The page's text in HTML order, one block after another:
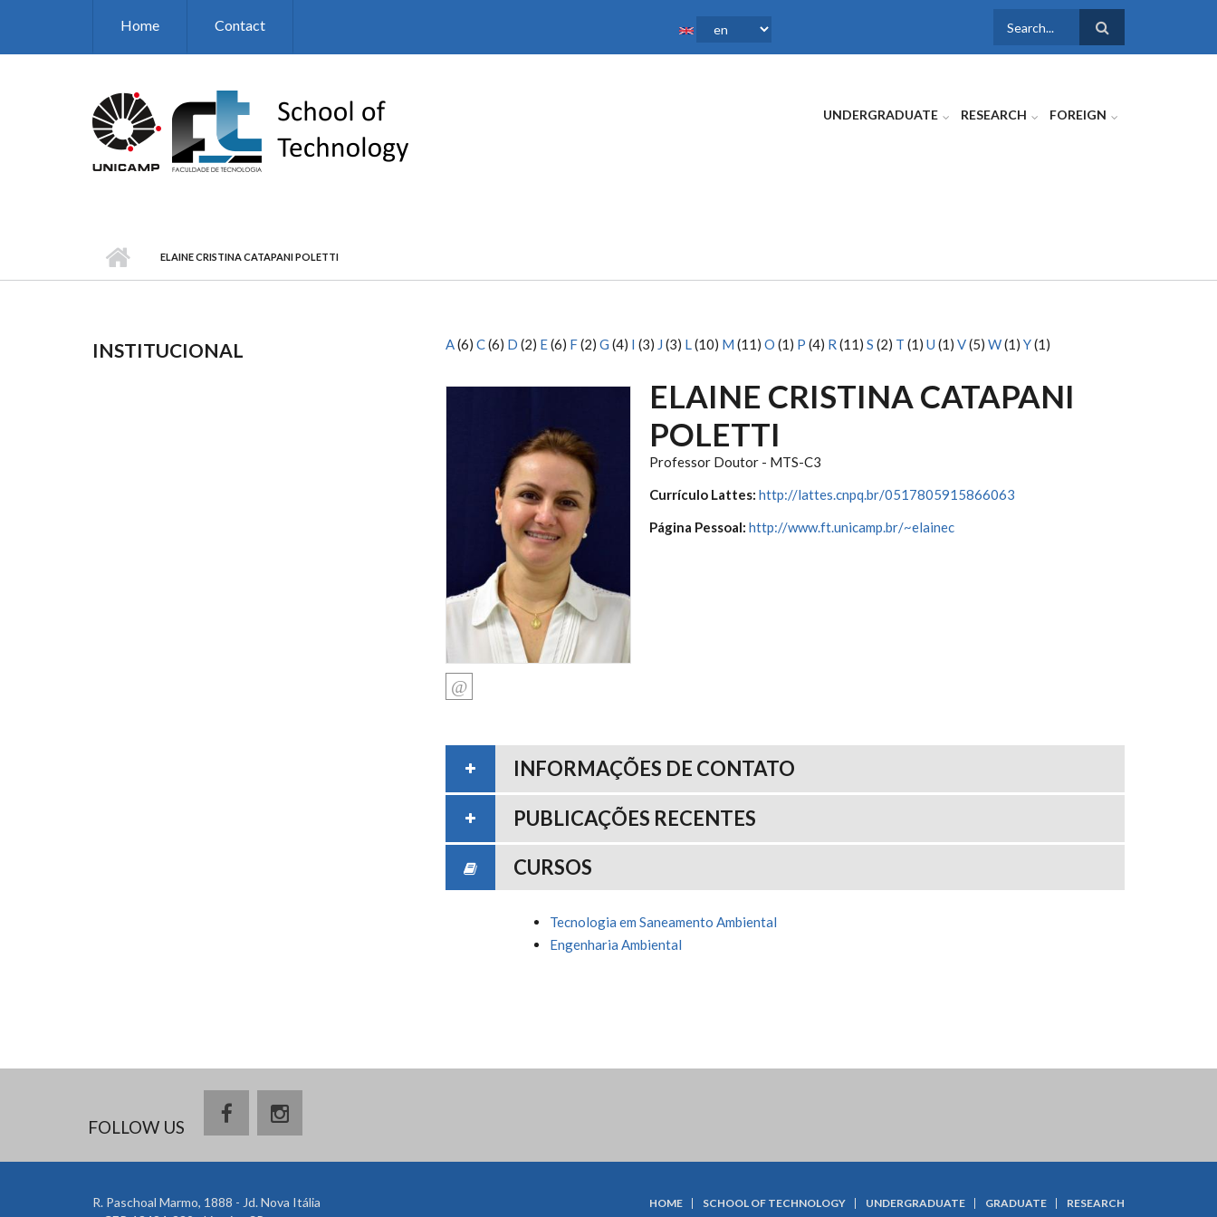
Home Contact
SEARCH
UNDERGRADUATE RESEARCH FOREIGN
ELAINE CRISTINA CATAPANI POLETTI
INSTITUCIONAL A(6) C(6) D (2) E(6) F(2) G (4) I (3) J (3) L(10) M (11) O (1) P (4) R (11) S (2) T (1) U (1) V(5) W(1) Y(1)
ELAINE CRISTINA CATAPANI
POLETTI
Professor Doutor - MTS-C3
Currículo Lattes: http://lattes.cnpq.br/0517805915866063
Página Pessoal: http://www.ft.unicamp.br/~elainec
INFORMAÇÕES DE CONTATO
PUBLICAÇÕES RECENTES
CURSOS
Tecnologia em Saneamento Ambiental
Engenharia Ambiental
FOLLOW US
R. Paschoal Marmo, 1888 - Jd. Nova Itália
HOME SCHOOL OF TECHNOLOGY UNDERGRADUATE GRADUATE RESEARCH